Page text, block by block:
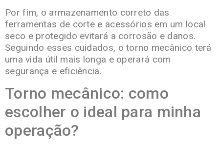
Por fim, o armazenamento correto das
ferramentas de corte e acessórios em um local
seco e protegido evitará a corrosão e danos.
Seguindo esses cuidados, o torno mecânico terá
uma vida útil mais longa e operará com
segurança e eficiência.
Torno mecânico: como
escolher o ideal para minha
operação?